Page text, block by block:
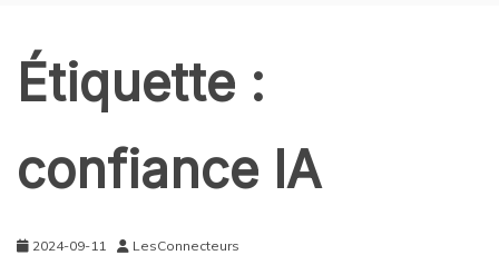
Étiquette :
confiance IA
2024-09-11 LesConnecteurs